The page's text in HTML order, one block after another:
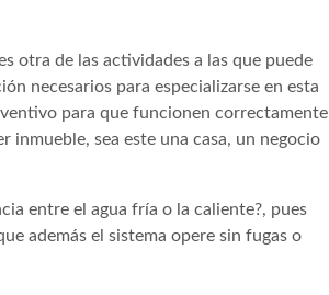
otra de las actividades a las que puede
necesarios para especializarse en esta
para que funcionen correctamente
inmueble, sea este una casa, un negocio
entre el agua fría o la caliente?, pues
además el sistema opere sin fugas o